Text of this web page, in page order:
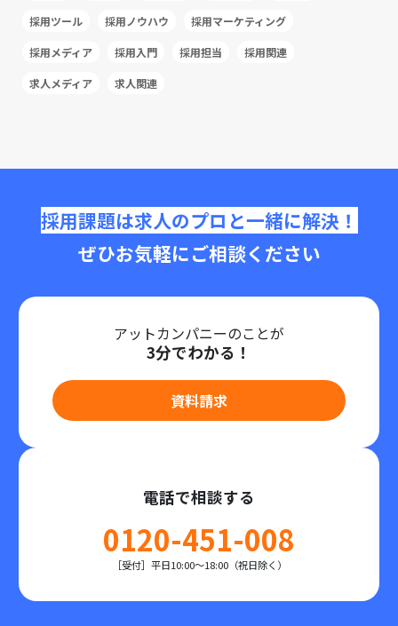
採用ツール 採用ノウハウ 採用マーケティング
採用メディア 採用入門 採用担当 採用関連
求人メディア 求人関連
採用課題は求人のプロと一緒に解決！
ぜひお気軽にご相談ください
アットカンパニーのことが
3分でわかる！
資料請求
電話で相談する
0120-451-008
［受付］平日10:00～18:00（祝日除く）